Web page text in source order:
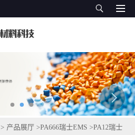
> 产品展厅 >PA666瑞士EMS >PA12瑞士